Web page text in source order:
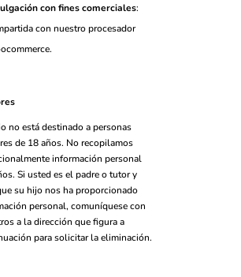
con fines comerciales:
con nuestro procesador
no está destinado a personas
de 18 años. No recopilamos
información personal
Si usted es el padre o tutor y
su hijo nos ha proporcionado
personal, comuníquese con
a la dirección que figura a
para solicitar la eliminación.